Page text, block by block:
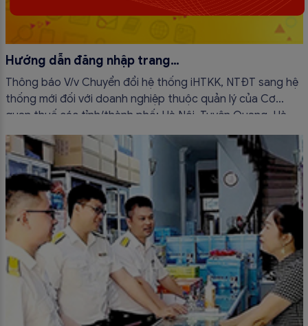
Hướng dẫn đăng nhập trang
thuedientu.gdt.gov.vn
Thông báo V/v Chuyển đổi hệ thống iHTKK, NTĐT sang hệ
thống mới đối với doanh nghiệp thuộc quản lý của Cơ
quan thuế các tỉnh/thành phố: Hà Nội, Tuyên Quang, Hà
Nam, Hải Phòng, Nam Định, Ninh Bình, Thái Bình, Vĩnh Phúc,
Quảng Ninh, Sơn La...